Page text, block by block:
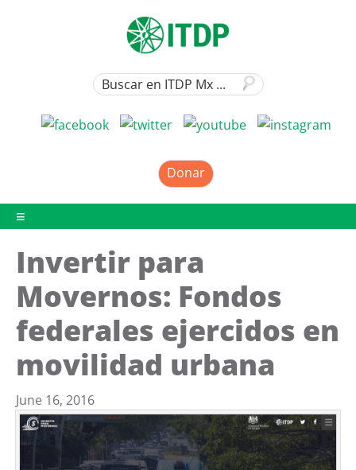
Donar
Invertir para
Movernos: Fondos
federales ejercidos en
movilidad urbana
June 16, 2016